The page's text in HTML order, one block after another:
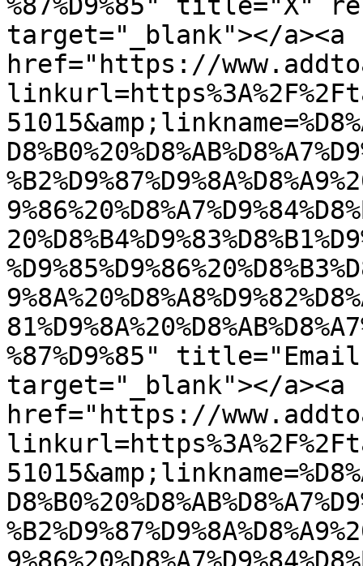
target="_blank"></a><a
href="https://
%87%D9%85"
target="_blank"></a><a
href="https://